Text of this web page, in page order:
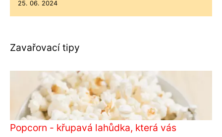
25. 06. 2024
Zavařovací tipy
Popcorn - křupavá lahůdka, která vás